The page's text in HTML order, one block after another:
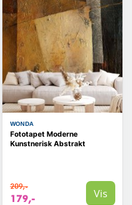
WONDA
Fototapet Moderne
Kunstnerisk Abstrakt
209,-
179,- Vis